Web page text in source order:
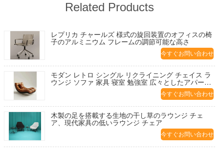
Related Products
レプリカ チャールズ 様式の旋回装置のオフィスの椅
子のアルミニウム フレームの調節可能な高さ
今すぐお問い合わせ
モダン レトロ シングル リクライニング チェイス ラ
ウンジ ソファ 家具 寝室 勉強室 広々としたアパート
今すぐお問い合わせ
木製の足を搭載する生地の干し草のラウンジ チェ
ア、現代家具の低いラウンジ チェア
今すぐお問い合わせ